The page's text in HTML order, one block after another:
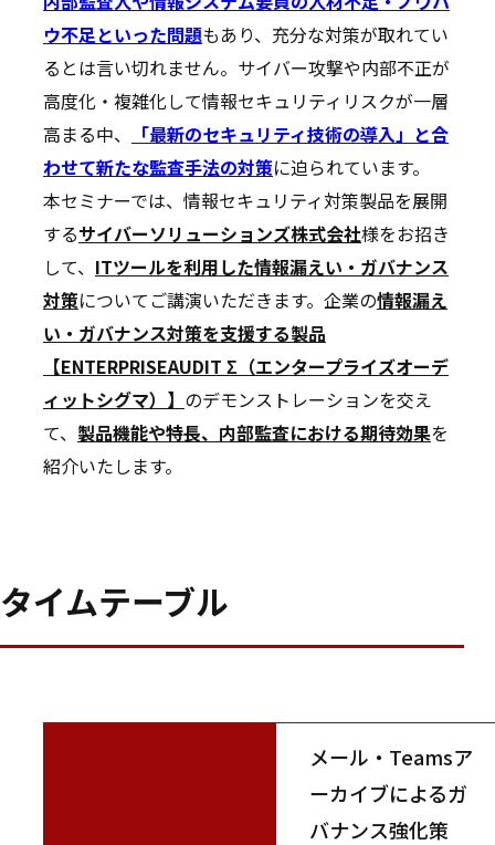
ウ不足といった問題もあり、充分な対策が取れてい
るとは言い切れません。サイバー攻撃や内部不正が
高度化・複雑化して情報セキュリティリスクが一層
高まる中、
「最新のセキュリティ技術の導入」と合
わせて新たな監査手法の対策に迫られています。
本セミナーでは、情報セキュリティ対策製品を展開
するサイバーソリューションズ株式会社様をお招き
して、 ITツールを利用した情報漏えい・ガバナンス
対策についてご講演いただきます。企業の情報漏え
い・ガバナンス対策を支援する製品
【ENTERPRISEAUDIT Σ（エンタープライズオーデ
ィットシグマ）】 のデモンストレーションを交え
て、 製品機能や特長、内部監査における期待効果を
紹介いたします。
タイムテーブル
メール・Teamsア
ーカイブによるガ
バナンス強化策